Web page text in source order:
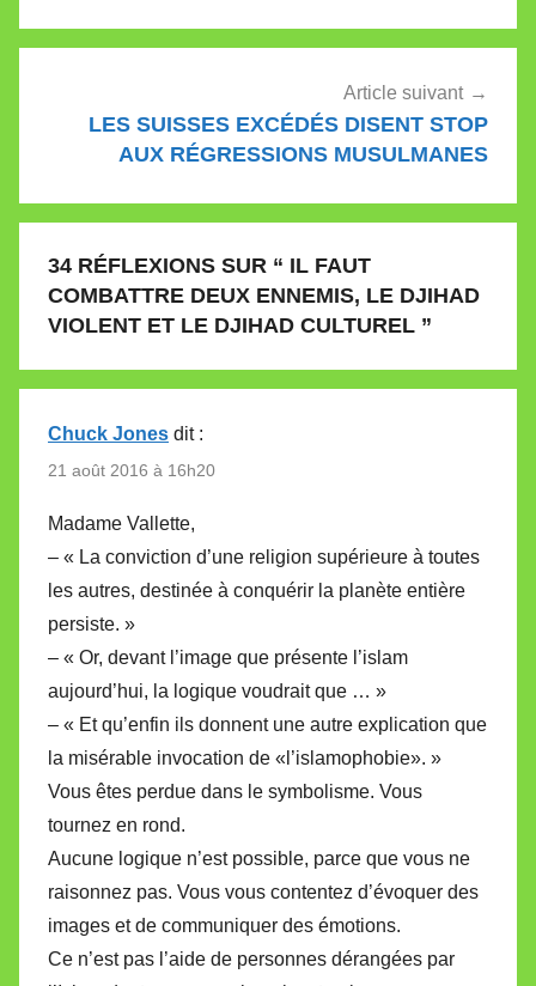
Article suivant
LES SUISSES EXCÉDÉS DISENT STOP
AUX RÉGRESSIONS MUSULMANES
34 RÉFLEXIONS SUR “ IL FAUT
COMBATTRE DEUX ENNEMIS, LE DJIHAD
VIOLENT ET LE DJIHAD CULTUREL ”
Chuck Jones dit :
21 août 2016 à 16h20
Madame Vallette,
– « La conviction d’une religion supérieure à toutes
les autres, destinée à conquérir la planète entière
persiste. »
– « Or, devant l’image que présente l’islam
aujourd’hui, la logique voudrait que … »
– « Et qu’enfin ils donnent une autre explication que
la misérable invocation de «l’islamophobie». »
Vous êtes perdue dans le symbolisme. Vous
tournez en rond.
Aucune logique n’est possible, parce que vous ne
raisonnez pas. Vous vous contentez d’évoquer des
images et de communiquer des émotions.
Ce n’est pas l’aide de personnes dérangées par